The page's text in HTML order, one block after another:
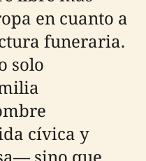
en cuanto a
funeraria.
solo
cívica y